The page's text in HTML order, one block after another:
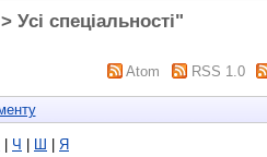
спеціальності"
Atom RSS 1.0
Ч Ш Я